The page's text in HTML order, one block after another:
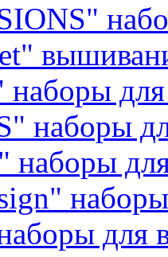
наборы
наборы
наборы
для